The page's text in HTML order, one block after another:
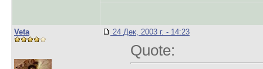
Veta 24 Дек, 2003 г. - 14:23
Quote: